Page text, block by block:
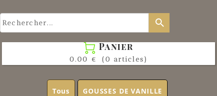
search
 Panier
0.00 € (0 articles)
Tous GOUSSES DE VANILLE